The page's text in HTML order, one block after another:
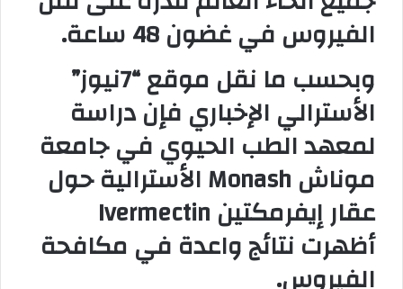
الفيروس في غضون 48 ساعة.
وبحسب ما نقل موقع “7نيوز”
الأسترالي الإخباري فإن دراسة
لمعهد الطب الحيوي في جامعة
موناش Monash الأسترالية حول
عقار إيفرمكتين Ivermectin
أظهرت نتائج واعدة في مكافحة